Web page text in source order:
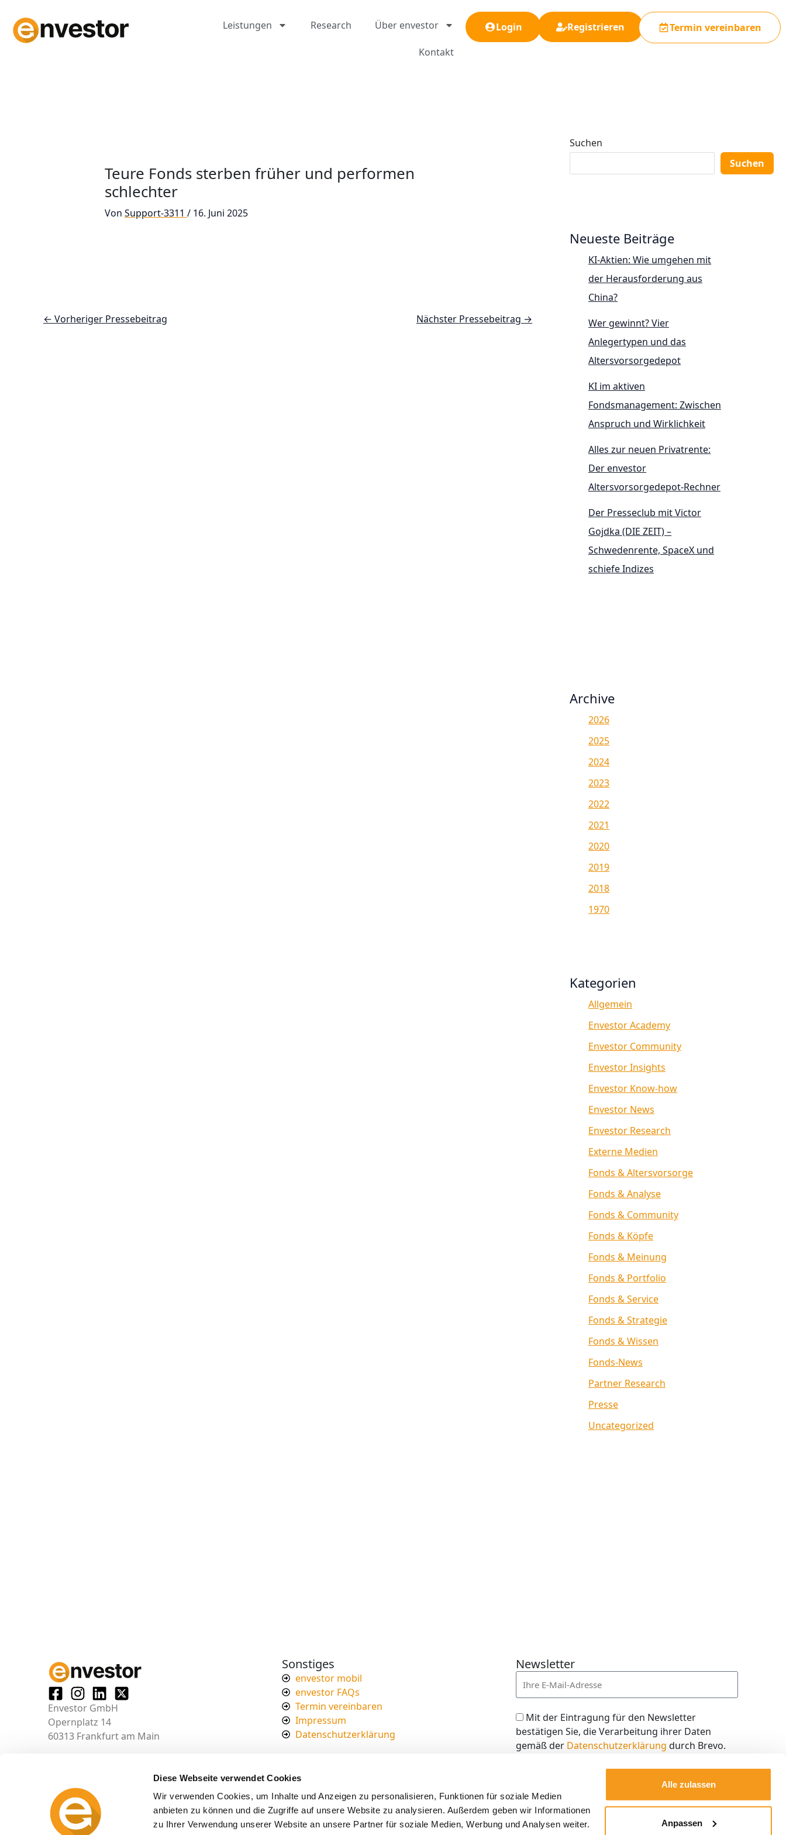
Diese Webseite verwendet Cookies
Wir verwenden Cookies, um Inhalte und Anzeigen zu personalisieren, Funktionen für soziale Medien
anbieten zu können und die Zugriffe auf unsere Website zu analysieren. Außerdem geben wir Informationen
zu Ihrer Verwendung unserer Website an unsere Partner für soziale Medien, Werbung und Analysen weiter.
Alle zulassen
Anpassen
Inhalt
springen
Leistungen Research Über envestor
Kontakt
Login Registrieren Termin vereinbaren
Teure Fonds sterben früher und performen
schlechter
Von Support-3311 / 16. Juni 2025
← Vorheriger Pressebeitrag Nächster Pressebeitrag →
Suchen
Suchen
Neueste Beiträge
KI-Aktien: Wie umgehen mit
der Herausforderung aus
China?
Wer gewinnt? Vier
Anlegertypen und das
Altersvorsorgedepot
KI im aktiven
Fondsmanagement: Zwischen
Anspruch und Wirklichkeit
Alles zur neuen Privatrente:
Der envestor
Altersvorsorgedepot-Rechner
Der Presseclub mit Victor
Gojdka (DIE ZEIT) –
Schwedenrente, SpaceX und
schiefe Indizes
Archive
2026
2025
2024
2023
2022
2021
2020
2019
2018
1970
Kategorien
Allgemein
Envestor Academy
Envestor Community
Envestor Insights
Envestor Know-how
Envestor News
Envestor Research
Externe Medien
Fonds & Altersvorsorge
Fonds & Analyse
Fonds & Community
Fonds & Köpfe
Fonds & Meinung
Fonds & Portfolio
Fonds & Service
Fonds & Strategie
Fonds & Wissen
Fonds-News
Partner Research
Presse
Uncategorized
Envestor GmbH
Opernplatz 14
60313 Frankfurt am Main
Sonstiges
envestor mobil
envestor FAQs
Termin vereinbaren
Impressum
Datenschutzerklärung
Newsletter
Mit der Eintragung für den Newsletter
bestätigen Sie, die Verarbeitung ihrer Daten
gemäß der Datenschutzerklärung durch Brevo.
den ich jederzeit mit dem Link im Newsletter
Kostenlos abonnieren